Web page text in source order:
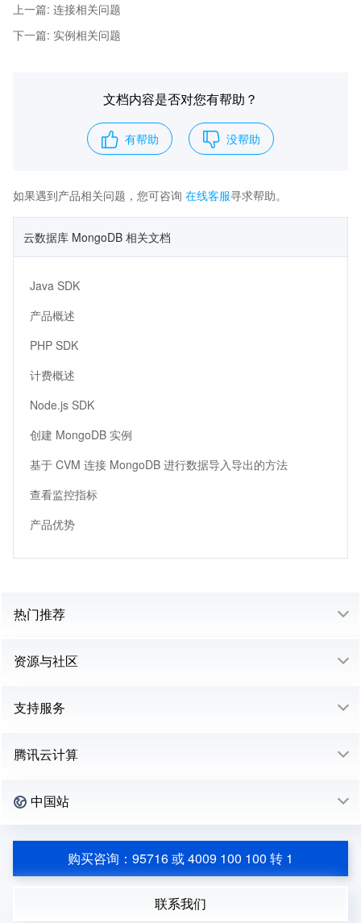
上一篇: 连接相关问题
下一篇: 实例相关问题
文档内容是否对您有帮助？
有帮助 没帮助
如果遇到产品相关问题，您可咨询 在线客服寻求帮助。
云数据库 MongoDB 相关文档
Java SDK
产品概述
PHP SDK
计费概述
Node.js SDK
创建 MongoDB 实例
基于 CVM 连接 MongoDB 进行数据导入导出的方法
查看监控指标
产品优势
热门推荐
资源与社区
支持服务
腾讯云计算
中国站
购买咨询：95716 或 4009 100 100 转 1
联系我们